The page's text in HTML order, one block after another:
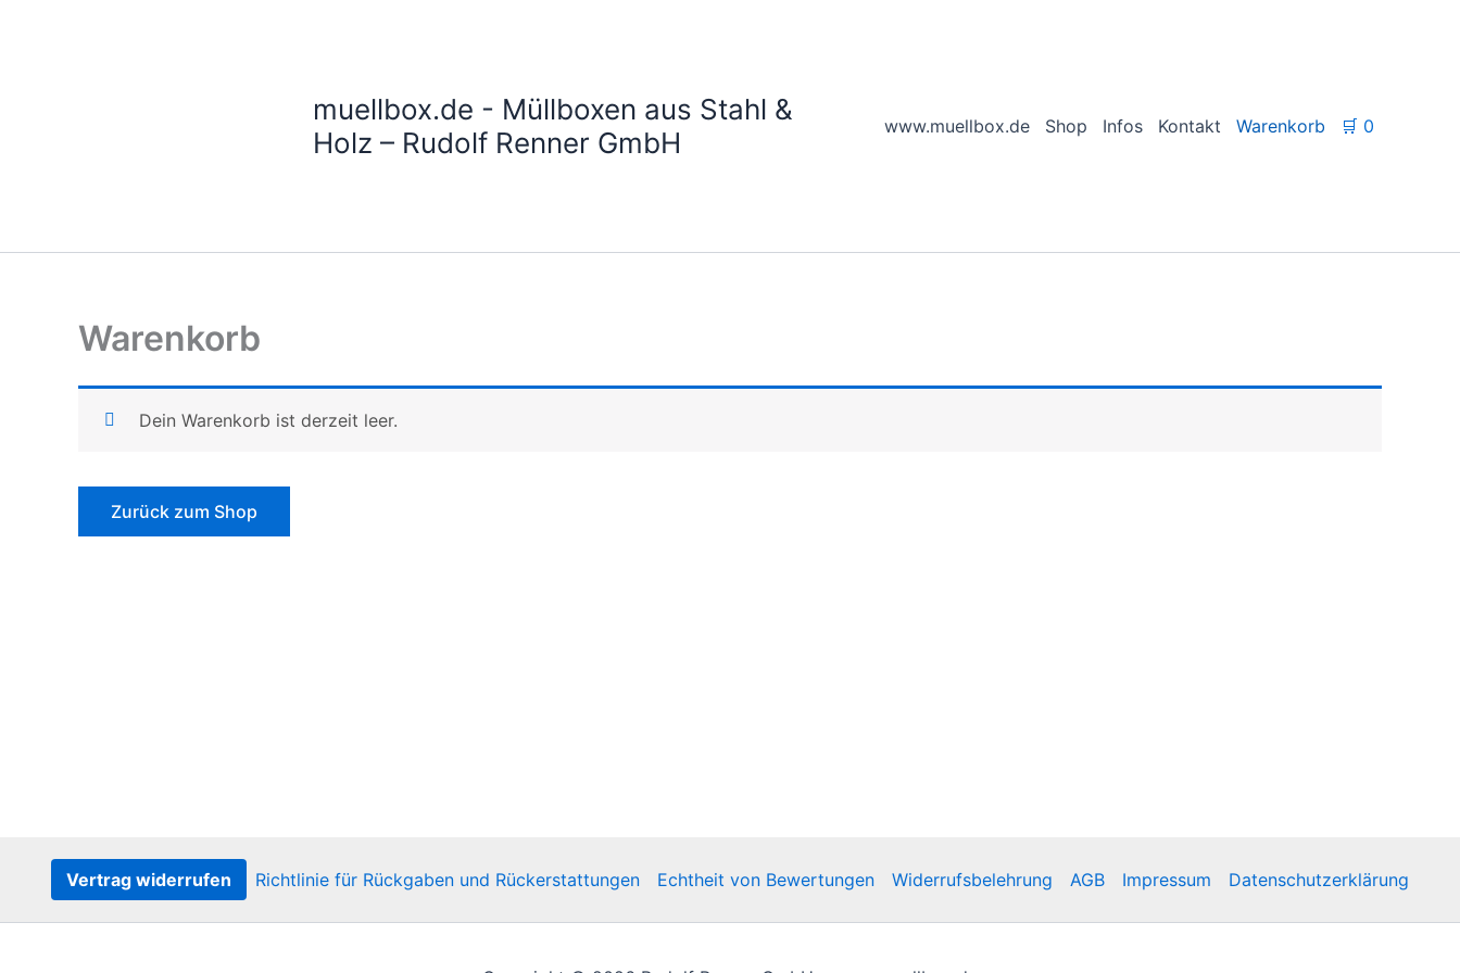
muellbox.de - Müllboxen aus Stahl &
Holz – Rudolf Renner GmbH
www.muellbox.de Shop Infos Kontakt Warenkorb 🛒 0
Warenkorb
Dein Warenkorb ist derzeit leer.
Zurück zum Shop
Vertrag widerrufen Richtlinie für Rückgaben und Rückerstattungen Echtheit von Bewertungen Widerrufsbelehrung AGB Impressum Datenschutzerklärung